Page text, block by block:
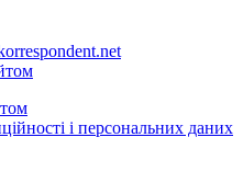
і персональних даних